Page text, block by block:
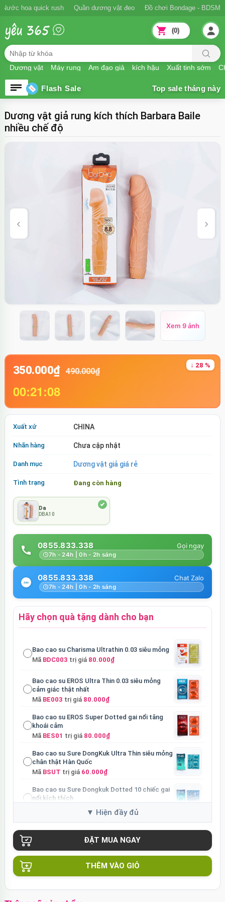
Ngăn xuất tinh sớm Nước hoa quick rush Quần dương vật đeo Đồ
Dương vật Máy rung Âm đạo giả kích hậu Xuất tinh sớm
(0)
Flash Sale
Dương vật giả rung kích thích Barbara Baile
nhiều chế độ
Xem 9 ảnh
350.000₫ 490.000₫
↓ 28 %
00:21:07
Xuất xứ CHINA
Nhãn hàng Chưa cập nhật
Danh mục Dương vật giả giá rẻ
Tình trạng Đang còn hàng
Da
DBA10
0855.833.338
7h - 24h | 0h - 2h sáng
0855.833.338
7h - 24h | 0h - 2h sáng
Hãy chọn quà tặng dành cho bạn
Bao cao su Charisma Ultrathin 0.03 siêu mỏng
Mã BDC003 trị giá 80.000₫
Bao cao su EROS Ultra Thin 0.03 siêu mỏng
cảm giác thật nhất
Mã BE003 trị giá 80.000₫
Bao cao su EROS Super Dotted gai nổi tăng
khoái cảm
Mã BES01 trị giá 80.000₫
Bao cao su Sure DongKuk Ultra Thin siêu mỏng
chân thật Hàn Quốc
Mã BSUT trị giá 60.000₫
Bao cao su Sure Dongkuk Dotted 10 chiếc gai
nổi kích thích
60.000₫
trị giá70.000₫
Ốp lưng MagSafe iPhone 16 Pro Max Clear
Ốp lưng iPhone 16 Pro Max TPU Space trong
THÊM VÀO GIỎ